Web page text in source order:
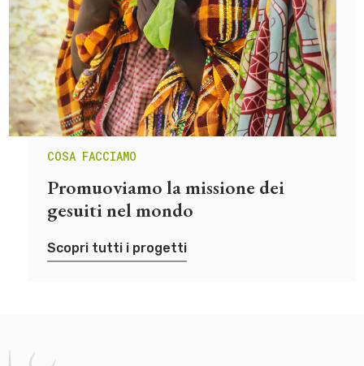
COSA FACCIAMO
Promuoviamo la missione dei
gesuiti nel mondo
Scopri tutti i progetti